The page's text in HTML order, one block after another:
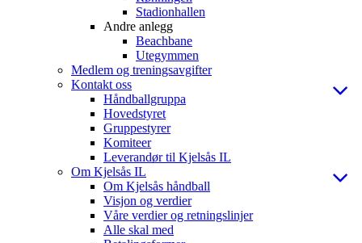
Stadionhallen
Andre anlegg
Beachbane
Utegymmen
Medlem og treningsavgifter
Kontakt oss
Håndballgruppa
Hovedstyret
Gruppestyrer
Komiteer
Leverandør til Kjelsås IL
Om Kjelsås IL
Om Kjelsås håndball
Visjon og verdier
Våre verdier og retningslinjer
Alle skal med